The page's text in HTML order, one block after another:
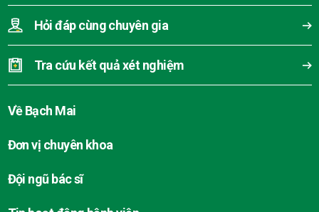
Hỏi đáp cùng chuyên gia
Tra cứu kết quả xét nghiệm
Về Bạch Mai
Đơn vị chuyên khoa
Đội ngũ bác sĩ